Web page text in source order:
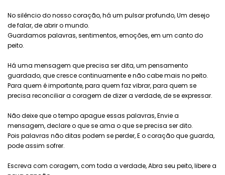
No silêncio do nosso coração, há um pulsar profundo, Um desejo
de falar, de abrir o mundo.
Guardamos palavras, sentimentos, emoções, em um canto do
peito.
Há uma mensagem que precisa ser dita, um pensamento
guardado, que cresce continuamente e não cabe mais no peito.
Para quem é importante, para quem faz vibrar, para quem se
precisa reconciliar a coragem de dizer a verdade, de se expressar.
Não deixe que o tempo apague essas palavras, Envie a
mensagem, declare o que se ama o que se precisa ser dito.
Pois palavras não ditas podem se perder, E o coração que guarda,
pode assim sofrer.
Escreva com coragem, com toda a verdade, Abra seu peito, libere a